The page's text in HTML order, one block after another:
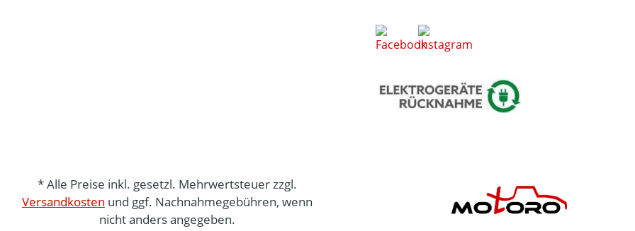
* Alle Preise inkl. gesetzl. Mehrwertsteuer zzgl.
Versandkosten und ggf. Nachnahmegebühren, wenn
nicht anders angegeben.